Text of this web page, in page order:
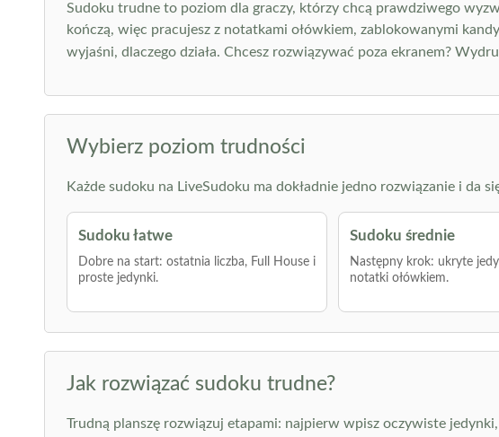
Sudoku trudne to poziom dla graczy, którzy chcą prawdziwego
kończą, więc pracujesz z notatkami ołówkiem, zablokowanymi
wyjaśni, dlaczego działa. Chcesz rozwiązywać poza ekranem?
Wybierz poziom trudności
Każde sudoku na LiveSudoku ma dokładnie jedno rozwiązanie i da
Sudoku łatwe
Dobre na start: ostatnia liczba, Full House i
proste jedynki.
Sudoku średnie
Następny krok: ukryte
notatki ołówkiem.
Jak rozwiązać sudoku trudne?
Trudną planszę rozwiązuj etapami: najpierw wpisz oczywiste